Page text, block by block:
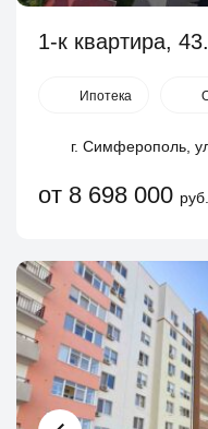
1-к квартира,
Ипотека
г. Симферополь,
от 8 698 000 руб.